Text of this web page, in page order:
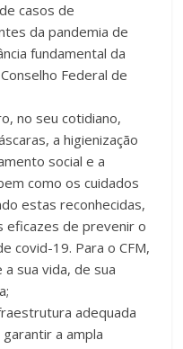
casos de
da pandemia de
fundamental da
Federal de
no seu cotidiano,
a higienização
social e a
como os cuidados
estas reconhecidas,
eficazes de prevenir o
covid-19. Para o CFM,
sua vida, de sua
adequada
a ampla